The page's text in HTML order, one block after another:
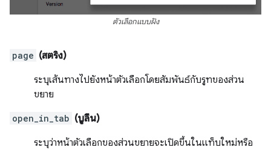
ตัวเลือกแบบฝัง
page (สตริง)
ระบุเส้นทางไปยังหน้าตัวเลือกโดยสัมพันธ์กับรูทของส่วน
ขยาย
open_in_tab (บูลีน)
ระบุว่าหน้าตัวเลือกของส่วนขยายจะเปิดขึ้นในแท็บใหม่หรือ